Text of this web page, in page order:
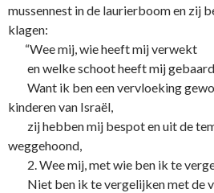
mussennest in de laurierboom en zij
klagen:
“Wee mij, wie heeft mij verwekt
en welke schoot heeft mij
Want ik ben een vervloeking
kinderen van Israël,
zij hebben mij bespot en uit de
weggehoond,
2. Wee mij, met wie ben ik te
Niet ben ik te vergelijken met de